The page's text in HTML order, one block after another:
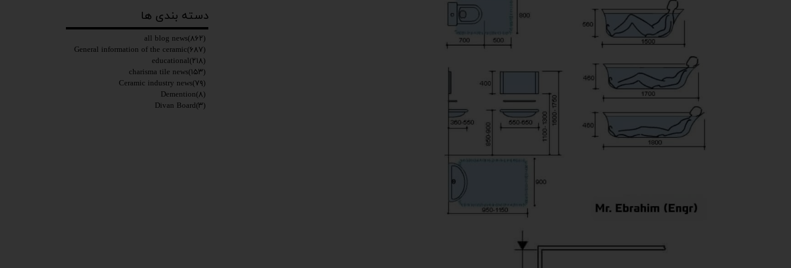
دسته بندی ها
all blog news(۸۶۲)
General information of the ceramic(۶۸۷)
educational(۲۱۸)
charisma tile news(۱۵۳)
Ceramic industry news(۷۹)
Demention(۸)
Divan Board(۳)